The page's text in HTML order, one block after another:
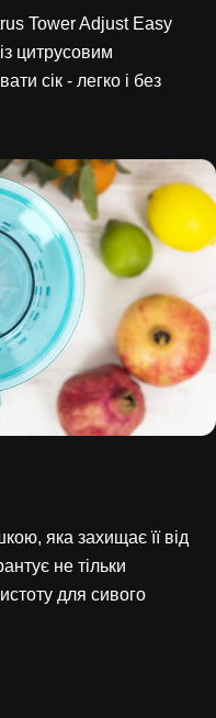
Tower Adjust Easy
цитрусовим
сік - легко і без
яка захищає її від
не тільки
для сивого